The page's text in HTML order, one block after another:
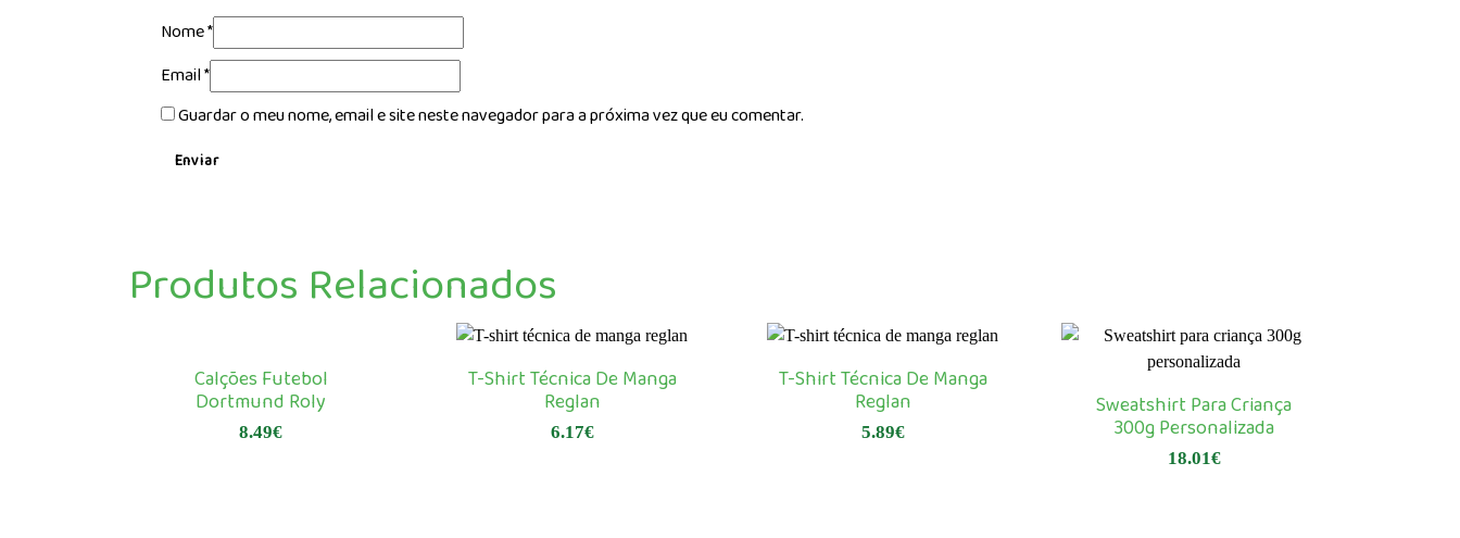
Nome*
Email*
Guardar o meu nome, email e site neste navegador para a próxima vez que eu comentar.
Produtos Relacionados
Calções Futebol
Dortmund Roly
8.49€
T-Shirt Técnica De Manga
Reglan
6.17€
T-Shirt Técnica De Manga
Reglan
5.89€
Sweatshirt Para Criança
300g Personalizada
18.01€